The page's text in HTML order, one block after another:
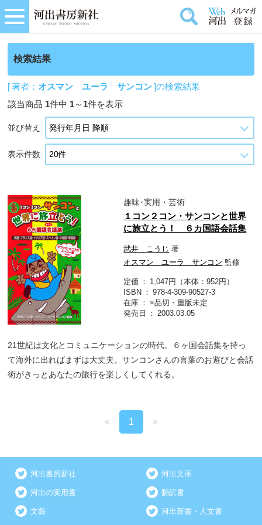
検索結果
[ 著者：オスマン ユーラ サンコン]の検索結果
該当商品 1件中 1～ 1件を表示
並び替え
表示件数
趣味･実用・芸術
１コン２コン・サンコンと世界
に旅立とう！ ６カ国語会話集
武井 こうじ 著
オスマン ユーラ サンコン 監修
定価
1,047円（本体：952円）
ISBN
978-4-309-90527-3
在庫
×品切・重版未定
発売日
2003.03.05
21世紀は文化とコミュニケーションの時代。６ヶ国会話集を持っ
て海外に出ればまずは大丈夫。サンコンさんの言葉のお遊びと会話
術がきっとあなたの旅行を楽しくしてくれる。
« 1 »
河出書房新社 河出文庫
河出の実用書 翻訳書
文藝 河出新書・人文書